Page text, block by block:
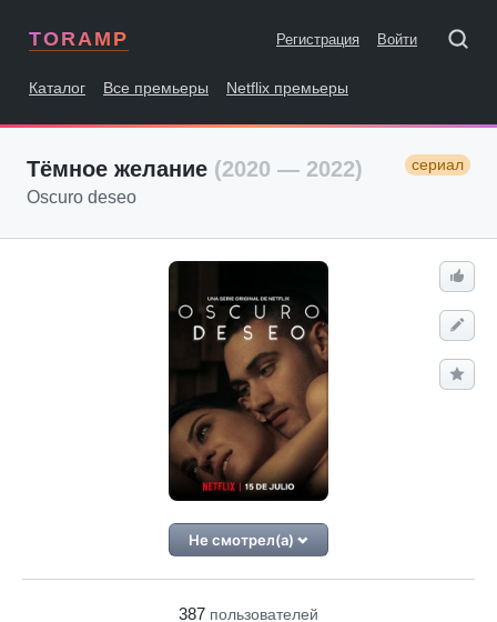
TORAMP Регистрация Войти
Каталог Все премьеры Netflix премьеры
Тёмное желание (2020 — 2022) сериал
Oscuro deseo
Не смотрел(а)
387 пользователей